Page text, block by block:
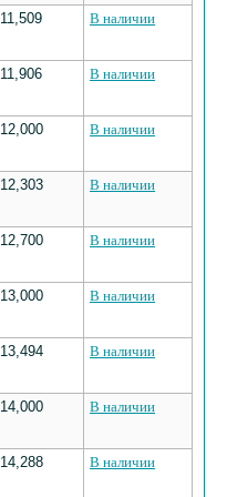
11,509 В наличии
11,906 В наличии
12,000 В наличии
12,303 В наличии
12,700 В наличии
13,000 В наличии
13,494 В наличии
14,000 В наличии
14,288 В наличии